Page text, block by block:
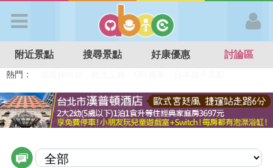
APP登入
首 頁
附近景點 搜尋景點 好康優惠 討論區
熱門：